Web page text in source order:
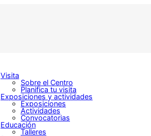
Visita
Sobre el Centro
Planifica tu visita
Exposiciones y actividades
Exposiciones
Actividades
Convocatorias
Educación
Talleres